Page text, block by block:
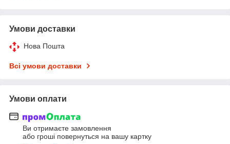
Умови доставки
Нова Пошта
Всі умови доставки
Умови оплати
Ви отримаєте замовлення
або гроші повернуться на вашу картку